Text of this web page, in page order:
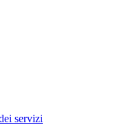
servizi